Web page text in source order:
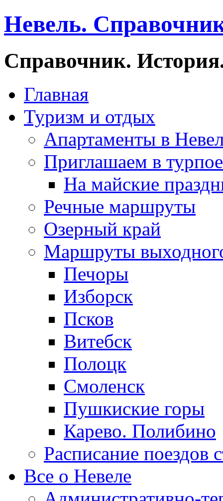
Невель.
Справочник.
Главная
Туризм и отдых
Апартаменты в
Приглашаем в
На майские
Речные маршруты
Озерный край
Маршруты
Печоры
Изборск
Псков
Витебск
Полоцк
Смоленск
Пушкиские горы
Карево. Полибино
Расписание поездов
Все о Невеле